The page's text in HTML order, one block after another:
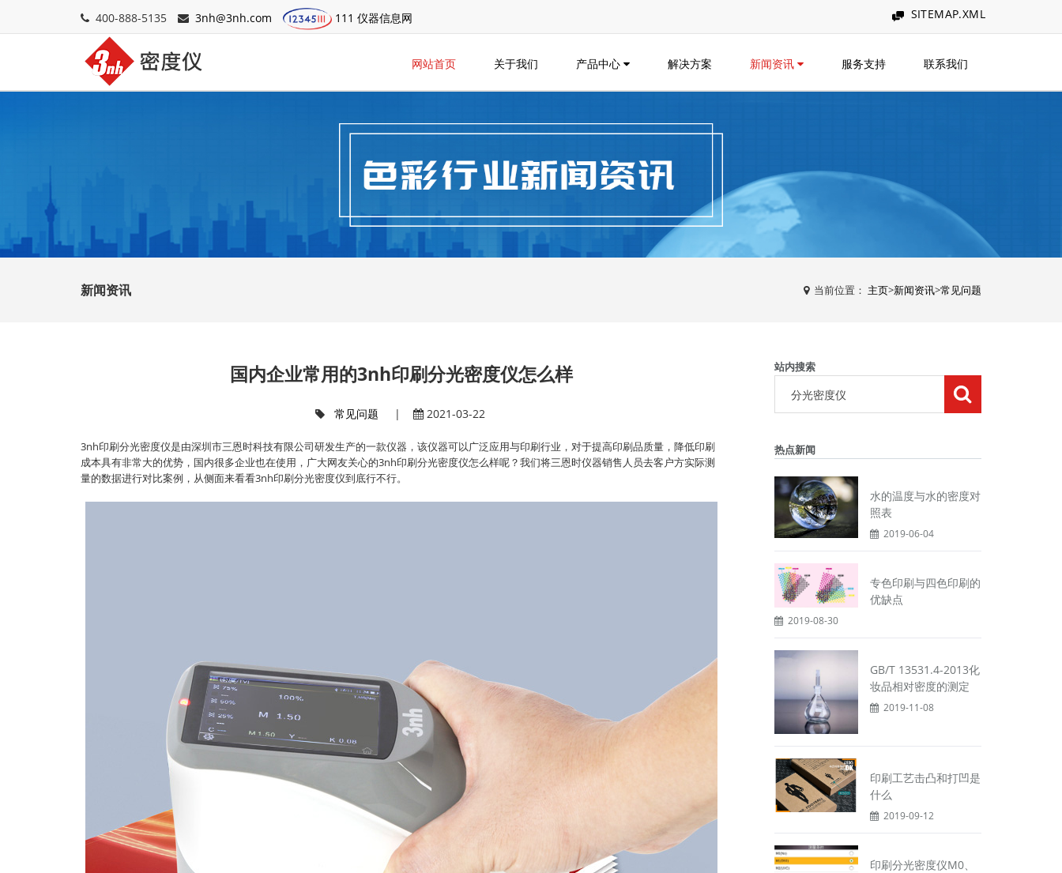
400-888-5135 3nh@3nh.com 111 仪器信息网 SITEMAP.XML
网站首页 关于我们 产品中心 解决方案 新闻资讯 服务支持 联系我们
新闻资讯 当前位置： 主页>新闻资讯>常见问题
国内企业常用的3nh印刷分光密度仪怎么样
常见问题 | 2021-03-22
3nh印刷分光密度仪是由深圳市三恩时科技有限公司研发生产的一款仪器，该仪器可以广泛应用与印刷行业，对于提高印刷品质量，降低印刷
成本具有非常大的优势，国内很多企业也在使用，广大网友关心的3nh印刷分光密度仪怎么样呢？我们将三恩时仪器销售人员去客户方实际测
量的数据进行对比案例，从侧面来看看3nh印刷分光密度仪到底行不行。
站内搜索
热点新闻
水的温度与水的密度对
照表
2019-06-04
专色印刷与四色印刷的
优缺点
2019-08-30
GB/T 13531.4-2013化
妆品相对密度的测定
2019-11-08
印刷工艺击凸和打凹是
什么
2019-09-12
印刷分光密度仪M0、